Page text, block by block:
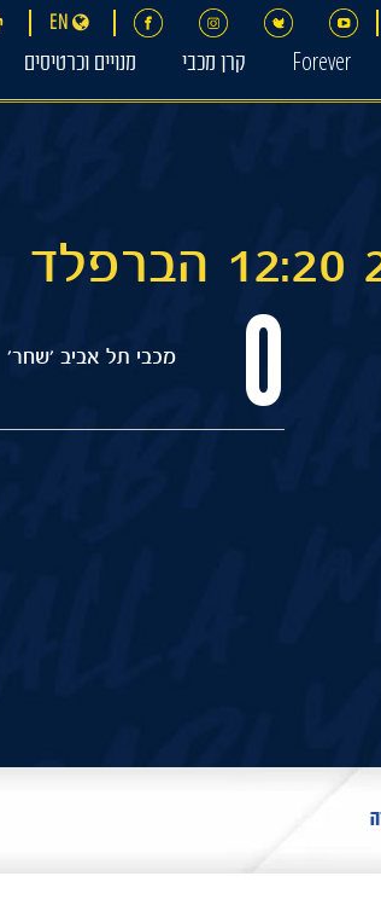
EN
Forever קרן מכבי מנויים וכרטיסים
מכבי תל אביב 'שחר' 0